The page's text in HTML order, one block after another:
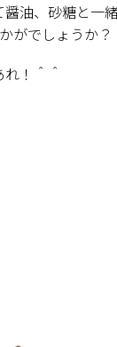
油、砂糖と一
がでしょうか？
！＾＾